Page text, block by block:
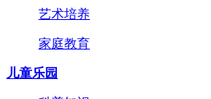
艺术培养
家庭教育
儿童乐园